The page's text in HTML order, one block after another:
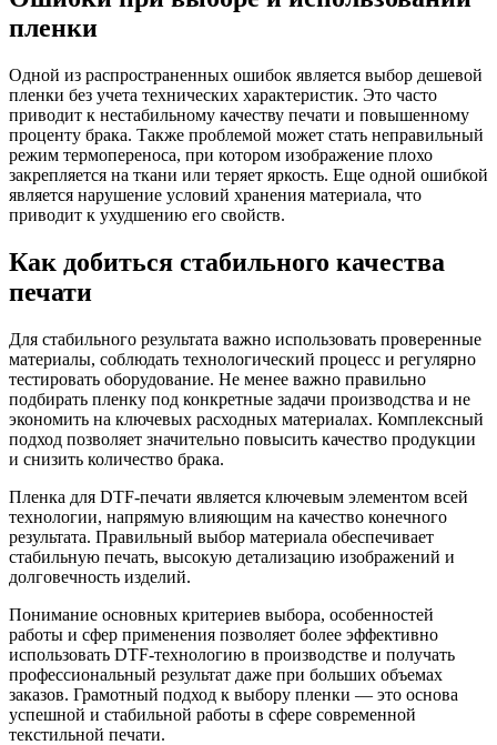
пленки
Одной из распространенных ошибок является выбор дешевой
пленки без учета технических характеристик. Это часто
приводит к нестабильному качеству печати и повышенному
проценту брака. Также проблемой может стать неправильный
режим термопереноса, при котором изображение плохо
закрепляется на ткани или теряет яркость. Еще одной ошибкой
является нарушение условий хранения материала, что
приводит к ухудшению его свойств.
Как добиться стабильного качества
печати
Для стабильного результата важно использовать проверенные
материалы, соблюдать технологический процесс и регулярно
тестировать оборудование. Не менее важно правильно
подбирать пленку под конкретные задачи производства и не
экономить на ключевых расходных материалах. Комплексный
подход позволяет значительно повысить качество продукции
и снизить количество брака.
Пленка для DTF-печати является ключевым элементом всей
технологии, напрямую влияющим на качество конечного
результата. Правильный выбор материала обеспечивает
стабильную печать, высокую детализацию изображений и
долговечность изделий.
Понимание основных критериев выбора, особенностей
работы и сфер применения позволяет более эффективно
использовать DTF-технологию в производстве и получать
профессиональный результат даже при больших объемах
заказов. Грамотный подход к выбору пленки — это основа
успешной и стабильной работы в сфере современной
текстильной печати.